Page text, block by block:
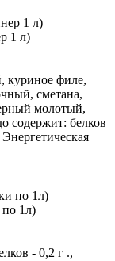
1 л)
куриное филе,
сметана,
молотый,
содержит: белков
1л)
- 0,2 г .,